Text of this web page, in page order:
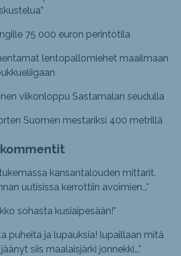
75 000 euron perintötila
lentopallomiehet maailmaan
viikonloppu Sastamalan seudulla
Suomen mestariksi 400 metrillä
kansantalouden mittarit.
uutisissa kerrottiin avoimien..."
sohasta kusiaipesään!"
puheita ja lupauksia! lupaillaan mitä
siis maalaisjärki jonnekki..."